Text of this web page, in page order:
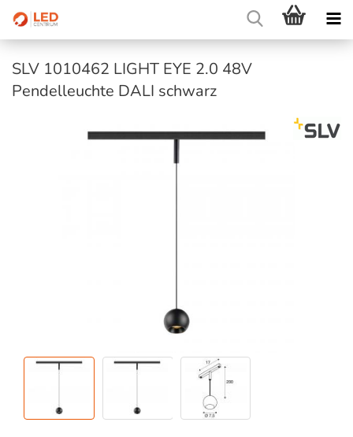
SLV 1010462 LIGHT EYE 2.0 48V
Pendelleuchte DALI schwarz